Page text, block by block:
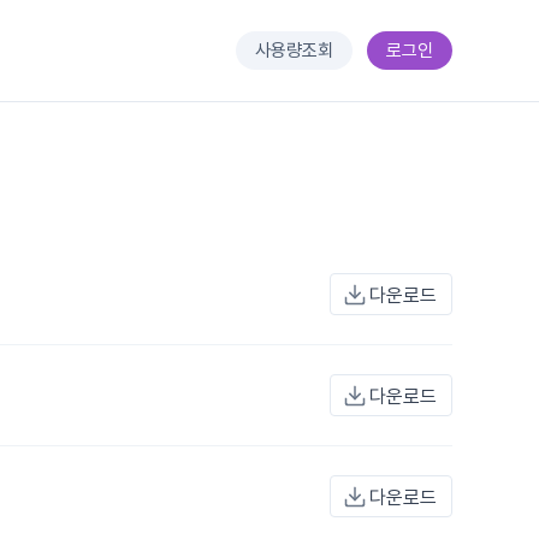
사용량조회 로그인
다운로드
다운로드
다운로드